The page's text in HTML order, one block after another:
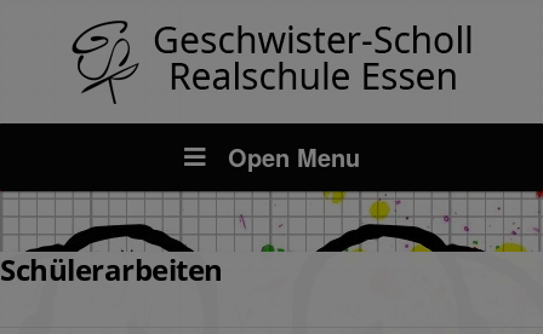
Open Menu
Schülerarbeiten